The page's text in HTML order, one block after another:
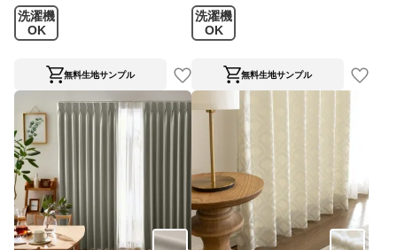
洗濯機
OK
無料生地サンプル
洗濯機
OK
無料生地サンプル